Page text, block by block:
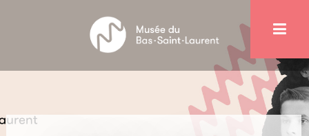
principal